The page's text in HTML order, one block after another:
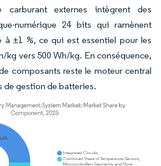
externes intègrent des
numérique 24 bits qui ramènent
à ±1 %, ce qui est essentiel pour les
kg vers 500 Wh/kg. En conséquence,
composants reste le moteur central
de gestion de batteries.